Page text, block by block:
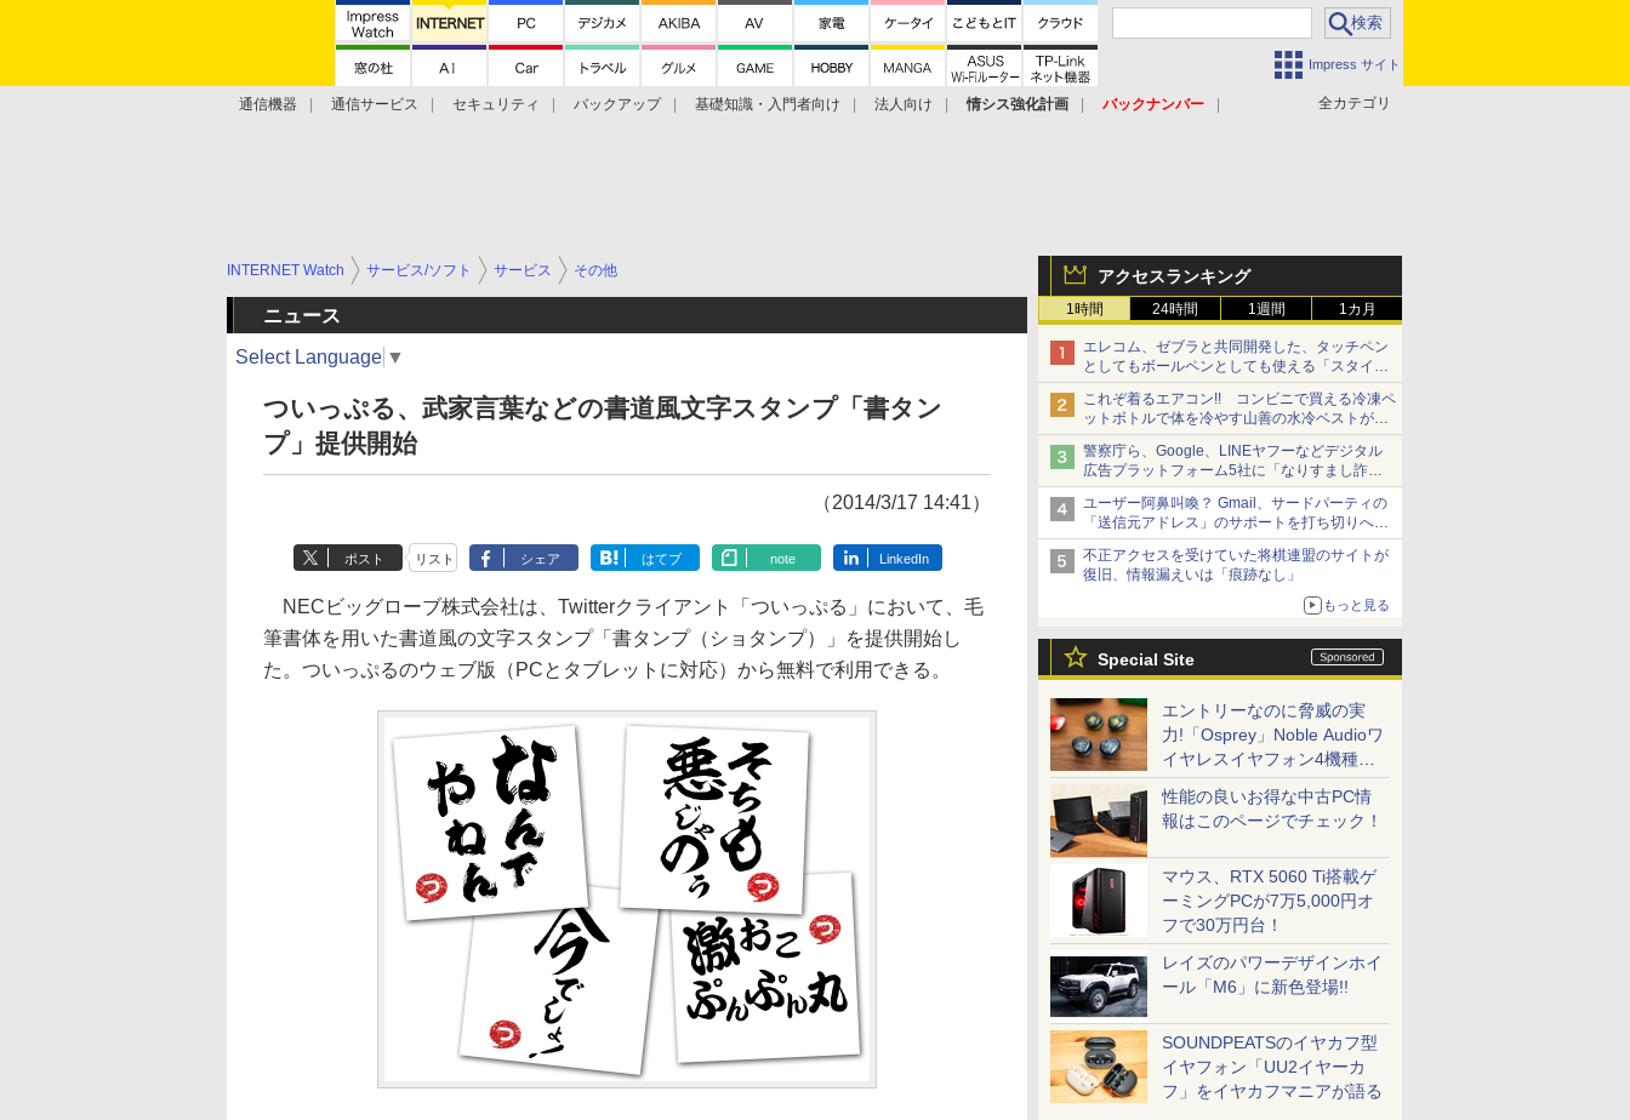
Impress サイト
全カテゴリ
通信機器 通信サービス セキュリティ バックアップ 基礎知識・入門者向け 法人向け 情シス強化計画
バックナンバー
アクセスランキング
1時間 24時間 1週間 1カ月
エレコム、ゼブラと共同開発した、タッチペン
としてもボールペンとしても使える「スタイラ
スツーウェイ」発売 iPadにも紙にも、持ち替
えずに書き込める
これぞ着るエアコン!! コンビニで買える冷凍ペ
ットボトルで体を冷やす山善の水冷ベストがロ
ードバイクにちょうどいい【ぼっち・ざ・ろー
ど！その14】【空いた時間でなにしてる？】
警察庁ら、Google、LINEヤフーなどデジタル
広告プラットフォーム5社に「なりすまし詐欺
広告」対策強化を要請 著名人の写真や映像を
使った投資詐欺などへの対策として
ユーザー阿鼻叫喚？ Gmail、サードパーティの
「送信元アドレス」のサポートを打ち切りへ
【やじうまWatch】
不正アクセスを受けていた将棋連盟のサイトが
復旧、情報漏えいは「痕跡なし」
もっと見る
Special Site
エントリーなのに脅威の実
力!「Osprey」Noble Audioワ
イヤレスイヤフォン4機種を
一気に聴く
性能の良いお得な中古PC情
報はこのページでチェック！
マウス、RTX 5060 Ti搭載ゲ
ーミングPCが7万5,000円オ
フで30万円台！
レイズのパワーデザインホイ
ール「M6」に新色登場!!
SOUNDPEATSのイヤカフ型
イヤフォン「UU2イヤーカ
フ」をイヤカフマニアが語る
INTERNET Watch サービス/ソフト サービス その他
ニュース
Select Language ▼
ついっぷる、武家言葉などの書道風文字スタンプ「書タン
プ」提供開始
（2014/3/17 14:41）
ポスト リスト シェア はてブ note LinkedIn
NECビッグローブ株式会社は、Twitterクライアント「ついっぷる」において、毛
筆書体を用いた書道風の文字スタンプ「書タンプ（ショタンプ）」を提供開始し
た。ついっぷるのウェブ版（PCとタブレットに対応）から無料で利用できる。